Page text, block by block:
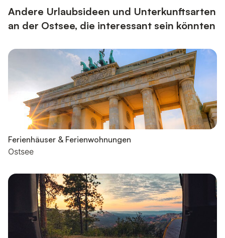
verfügbar. Die Unte...
Andere Urlaubsideen und Unterkunftsarten
an der Ostsee, die interessant sein könnten
Ferienhäuser & Ferienwohnungen
Ostsee